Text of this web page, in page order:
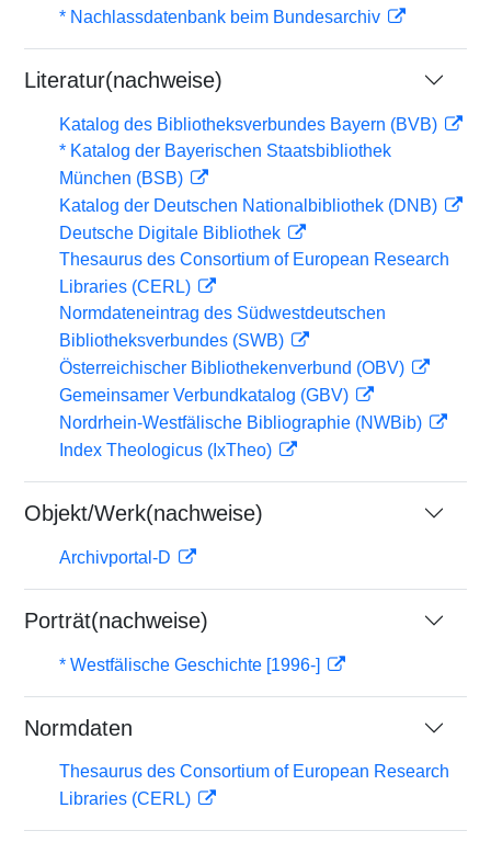
* Nachlassdatenbank beim Bundesarchiv
Literatur(nachweise)
Katalog des Bibliotheksverbundes Bayern (BVB)
* Katalog der Bayerischen Staatsbibliothek
München (BSB)
Katalog der Deutschen Nationalbibliothek (DNB)
Deutsche Digitale Bibliothek
Thesaurus des Consortium of European Research
Libraries (CERL)
Normdateneintrag des Südwestdeutschen
Bibliotheksverbundes (SWB)
Österreichischer Bibliothekenverbund (OBV)
Gemeinsamer Verbundkatalog (GBV)
Nordrhein-Westfälische Bibliographie (NWBib)
Index Theologicus (IxTheo)
Objekt/Werk(nachweise)
Archivportal-D
Porträt(nachweise)
* Westfälische Geschichte [1996-]
Normdaten
Thesaurus des Consortium of European Research
Libraries (CERL)